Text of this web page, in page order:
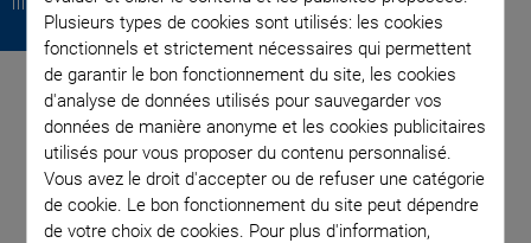
Plusieurs types de cookies sont utilisés: les cookies
fonctionnels et strictement nécessaires qui permettent
de garantir le bon fonctionnement du site, les cookies
d'analyse de données utilisés pour sauvegarder vos
données de manière anonyme et les cookies publicitaires
utilisés pour vous proposer du contenu personnalisé.
Vous avez le droit d'accepter ou de refuser une catégorie
de cookie. Le bon fonctionnement du site peut dépendre
de votre choix de cookies. Pour plus d'information,
INSCRIVEZ-VOUS À NOTRE BLOG
t
o
u
r
t
o
u
r
t
o
u
r
t
o
u
r